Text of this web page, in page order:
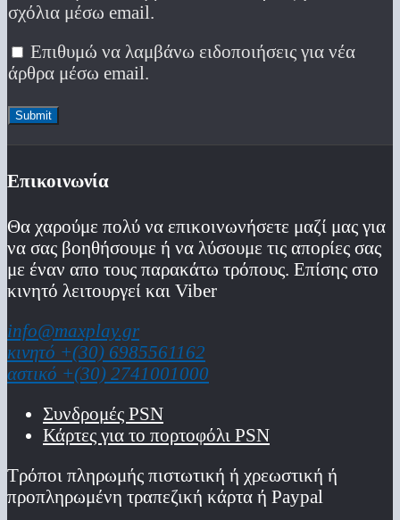
σχόλια μέσω email.
Επιθυμώ να λαμβάνω ειδοποιήσεις για νέα
άρθρα μέσω email.
Επικοινωνία
Θα χαρούμε πολύ να επικοινωνήσετε μαζί μας για
να σας βοηθήσουμε ή να λύσουμε τις απορίες σας
με έναν απο τους παρακάτω τρόπους. Επίσης στο
κινητό λειτoυργεί και Viber
info@maxplay.gr
κινητό +(30) 6985561162
αστικό +(30) 2741001000
Συνδρομές PSN
Κάρτες για το πορτοφόλι PSN
Τρόποι πληρωμής πιστωτική ή χρεωστική ή
προπληρωμένη τραπεζική κάρτα ή Paypal